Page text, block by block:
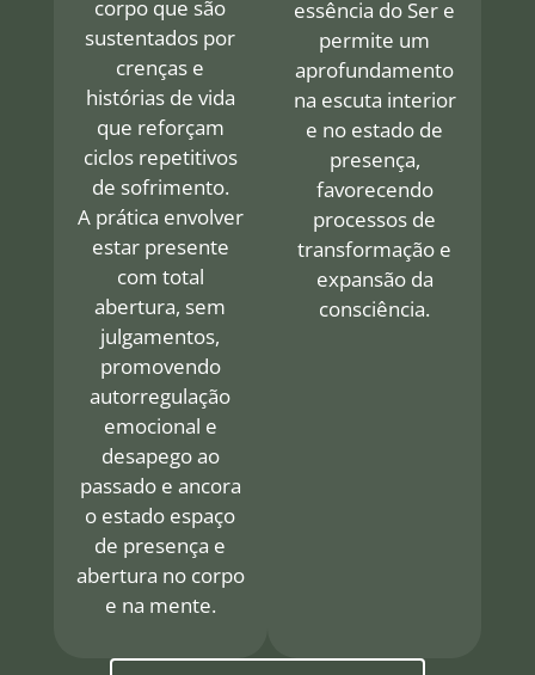
corpo que são
sustentados por
crenças e
histórias de vida
que reforçam
ciclos repetitivos
de sofrimento.
A prática envolver
estar presente
com total
abertura, sem
julgamentos,
promovendo
autorregulação
emocional e
desapego ao
passado e ancora
o estado espaço
de presença e
abertura no corpo
e na mente.
essência do Ser e
permite um
aprofundamento
na escuta interior
e no estado de
presença,
favorecendo
processos de
transformação e
expansão da
consciência.